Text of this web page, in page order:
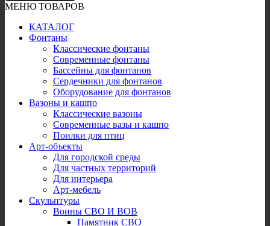
МЕНЮ ТОВАРОВ
КАТАЛОГ
Фонтаны
Классические фонтаны
Современные фонтаны
Бассейны для фонтанов
Сердечники для фонтанов
Оборудование для фонтанов
Вазоны и кашпо
Классические вазоны
Современные вазы и кашпо
Поилки для птиц
Арт-объекты
Для городской среды
Для частных территорий
Для интерьера
Арт-мебель
Скульптуры
Воины СВО И ВОВ
Памятник СВО